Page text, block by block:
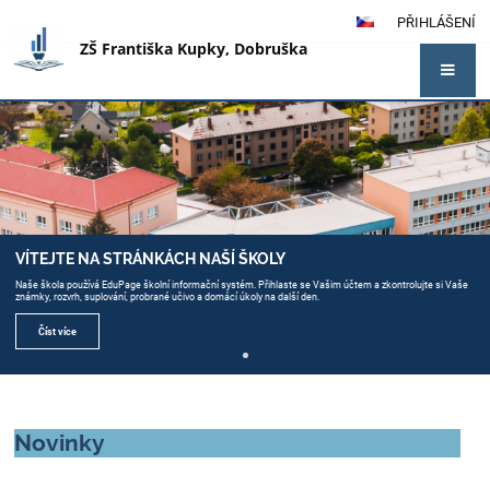
PŘIHLÁŠENÍ
ZŠ Františka Kupky, Dobruška
Hlavní
stránka
VÍTEJTE NA STRÁNKÁCH NAŠÍ ŠKOLY
Naše škola používá EduPage školní informační systém. Přihlaste se Vašim účtem a zkontrolujte si Vaše
známky, rozvrh, suplování, probrané učivo a domácí úkoly na další den.
Číst více
Novinky